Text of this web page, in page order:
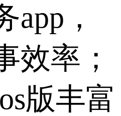
app，
效率；
版丰富